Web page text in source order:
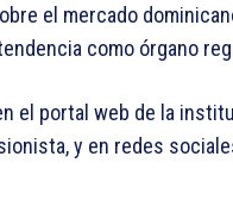
el mercado
como órgano
el portal web de la
y en redes